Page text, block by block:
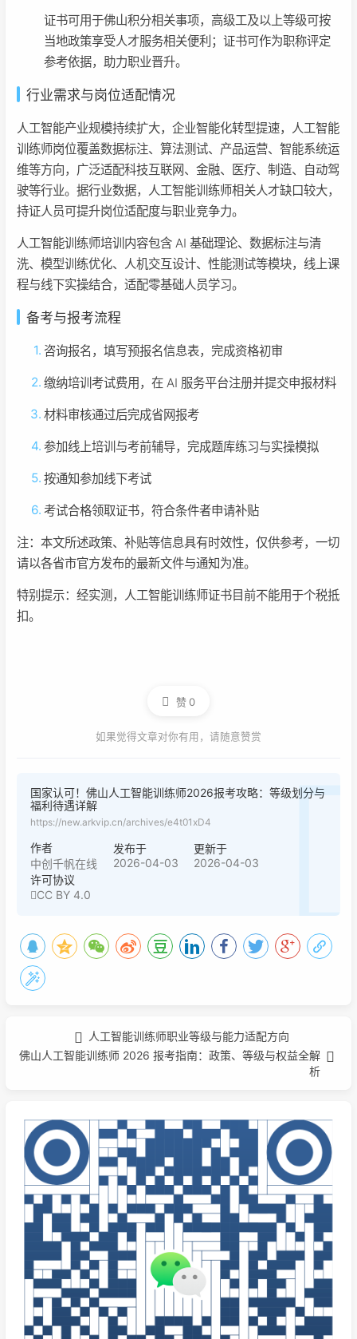
证书可用于佛山积分相关事项，高级工及以上等级可按
当地政策享受人才服务相关便利；证书可作为职称评定
参考依据，助力职业晋升。
行业需求与岗位适配情况
人工智能产业规模持续扩大，企业智能化转型提速，人工智能
训练师岗位覆盖数据标注、算法测试、产品运营、智能系统运
维等方向，广泛适配科技互联网、金融、医疗、制造、自动驾
驶等行业。据行业数据，人工智能训练师相关人才缺口较大，
持证人员可提升岗位适配度与职业竞争力。
人工智能训练师培训内容包含 AI 基础理论、数据标注与清
洗、模型训练优化、人机交互设计、性能测试等模块，线上课
程与线下实操结合，适配零基础人员学习。
备考与报考流程
咨询报名，填写预报名信息表，完成资格初审
缴纳培训考试费用，在 AI 服务平台注册并提交申报材料
材料审核通过后完成省网报考
参加线上培训与考前辅导，完成题库练习与实操模拟
按通知参加线下考试
考试合格领取证书，符合条件者申请补贴
注：本文所述政策、补贴等信息具有时效性，仅供参考，一切
请以各省市官方发布的最新文件与通知为准。
特别提示：经实测，人工智能训练师证书目前不能用于个税抵
扣。
赞0
如果觉得文章对你有用，请随意赞赏
国家认可！佛山人工智能训练师2026报考攻略：等级划分与
福利待遇详解
https://new.arkvip.cn/archives/e4t01xD4
作者
中创千帆在线
发布于
2026-04-03
更新于
2026-04-03
许可协议
CC BY 4.0
人工智能训练师职业等级与能力适配方向
佛山人工智能训练师 2026 报考指南：政策、等级与权益全解
析